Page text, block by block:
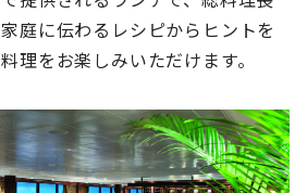
庭に伝わるレシピからヒントを
理をお楽しみいただけます。